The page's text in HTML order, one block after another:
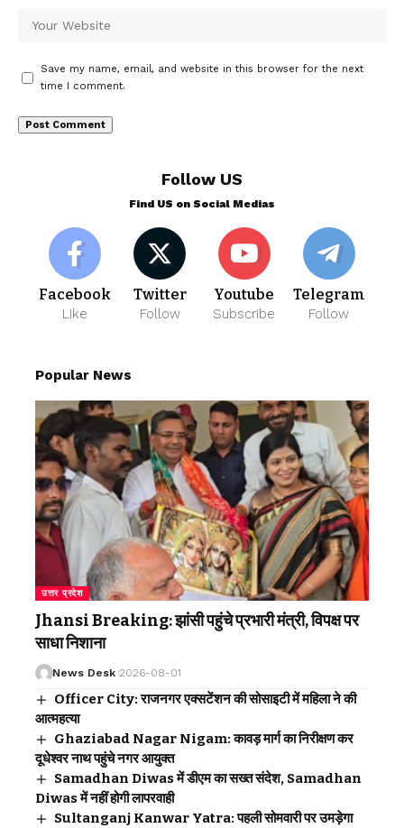
Save my name, email, and website in this browser for the next
time I comment.
Follow US
Find US on Social Medias
Facebook
Like
Twitter
Follow
Youtube
Subscribe
Telegram
Follow
Popular News
उत्तर प्रदेश
Jhansi Breaking: झांसी पहुंचे प्रभारी मंत्री, विपक्ष पर
साधा निशाना
News Desk 2026-08-01
Officer City: राजनगर एक्सटेंशन की सोसाइटी में महिला ने की
आत्महत्या
Ghaziabad Nagar Nigam: कावड़ मार्ग का निरीक्षण कर
दूधेश्वर नाथ पहुंचे नगर आयुक्त
Samadhan Diwas में डीएम का सख्त संदेश, Samadhan
Diwas में नहीं होगी लापरवाही
Sultanganj Kanwar Yatra: पहली सोमवारी पर उमड़ेगा